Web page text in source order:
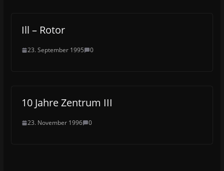
Ill – Rotor
23. September 1995 0
10 Jahre Zentrum III
23. November 1996 0